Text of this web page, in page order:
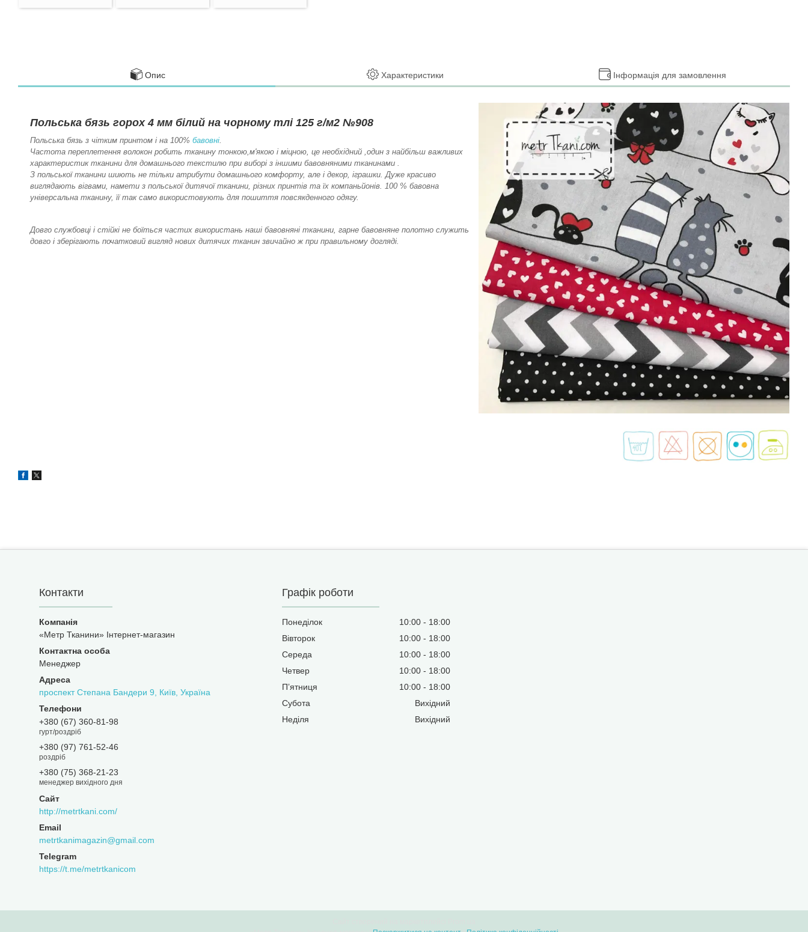
Опис Характеристики Інформація для замовлення
Польська бязь горох 4 мм білий на чорному тлі 125 г/м2 №908
Польська бязь з чітким принтом і на 100% бавовні.
Частота переплетення волокон робить тканину тонкою,м'якою і міцною, це необхідний ,один з найбільш важливих
характеристик тканини для домашнього текстилю при виборі з іншими бавовняними тканинами .
З польської тканини шиють не тільки атрибути домашнього комфорту, але і декор, іграшки. Дуже красиво
виглядають вігвами, намети з польської дитячої тканини, різних принтів та їх компаньйонів. 100 % бавовна
універсальна тканину, її так само використовують для пошиття повсякденного одягу.
Довго службовці і стійкі не боїться частих використань наші бавовняні тканини, гарне бавовняне полотно служить
довго і зберігають початковий вигляд нових дитячих тканин звичайно ж при правильному догляді.
Контакти
«Метр Тканини» Інтернет-магазин
Менеджер
проспект Степана Бандери 9, Київ, Україна
+380 (67) 360-81-98
гурт/роздріб
+380 (97) 761-52-46
роздріб
+380 (75) 368-21-23
менеджер вихідного дня
http://metrtkani.com/
metrtkanimagazin@gmail.com
https://t.me/metrtkanicom
Графік роботи
Понеділок 10:00
18:00
Вівторок
10:00
18:00
Середа
10:00
18:00
Четвер
10:00
18:00
Пʼятниця
10:00
18:00
Субота
Вихідний
Неділя
Вихідний